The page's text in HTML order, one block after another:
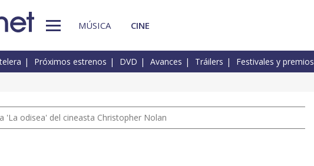
MÚSICA CINE
Próximos estrenos DVD Avances Tráilers Festivales y premios
'La odisea' del cineasta Christopher Nolan